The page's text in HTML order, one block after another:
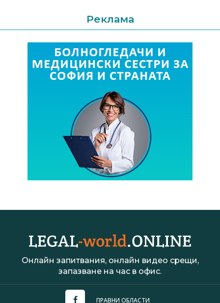
Реклама
Онлайн запитвания, онлайн видео срещи,
запазване на час в офис.
ПРАВНИ ОБЛАСТИ